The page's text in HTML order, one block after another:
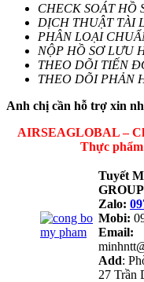
CHECK SOÁT HỒ
DỊCH THUẬT TÀI
PHÂN LOẠI
NỘP HỒ SƠ LƯU
THEO DÕI TIẾN
THEO DÕI PHẢN
Anh chị cần hỗ trợ xin
AIRSEAGLOBAL –
Thực
Tuyết
Zalo:
Mobi:
Email:
Add:
27 Trần